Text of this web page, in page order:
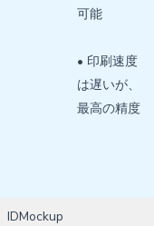
可能
• 印刷速度
は遅いが、
最高の精度
IDMockup